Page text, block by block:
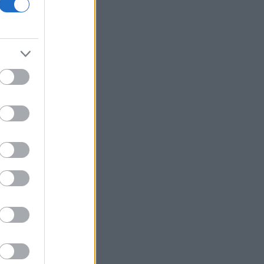
στα κέρδη προ φόρων
Fitch: Ο κίνδυνος διόρθωσης στην AI
απειλεί οικονομία και αγορές
ΗΠΑ-Ιράν
Αττική και Πρέβεζα για πρόκληση
πυρκαγιάς και παραβάσεις
Ιράν: Συμφώνησε με το Ομάν για τις
των Στενών του Ορμούζ
Flexopack: Από 7 Αυγούστου η
μετοχών